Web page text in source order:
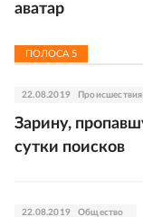
аватар
ПОЛОСА5
22.08.2019 Происшествия
Зарину,
сутки поисков
22.08.2019 Общество